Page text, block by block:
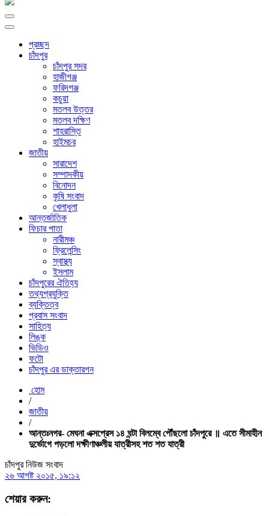
প্রচ্ছদ
চাঁদপুর
চাঁদপুর সদর
হাজীগঞ্জ
ফরিদগঞ্জ
কচুয়া
মতলব উত্তর
মতলব দক্ষিণ
শাহরাস্তি
হাইমচর
জাতীয়
সারাদেশ
সম্পাদকীয়
বিনোদন
কৃষি সংবাদ
খেলাধুলা
আন্তর্জাতিক
ফিচার পাতা
নারীমঞ্চ
ফ্রিলেন্সিং
স্বাস্থ্য
ইসলাম
চাঁদপুরের ঐতিহ্য
তথ্যপ্রযুক্তি
ব্যক্তিত্ব
প্রবাস সংবাদ
সাহিত্য
লিঙ্ক
ভিডিও
ফটো
চাঁদপুর এর ডাক্তারগন
হোম
/
জাতীয়
/
আন্তঃনগর- মেঘনা এক্সপ্রেস ১৪ ঘন্টা বিলম্বে পৌঁছলো চাঁদপুরে ॥ এতে সীমাহীন
দুর্ভোগে পড়লো দক্ষীণাঞ্চলীয় যাত্রীসহ শত শত যাত্রী
চাঁদপুর নিউজ সংবাদ
২৬ আগষ্ট ২০১৫, ১৯:১২
শেয়ার করুন: